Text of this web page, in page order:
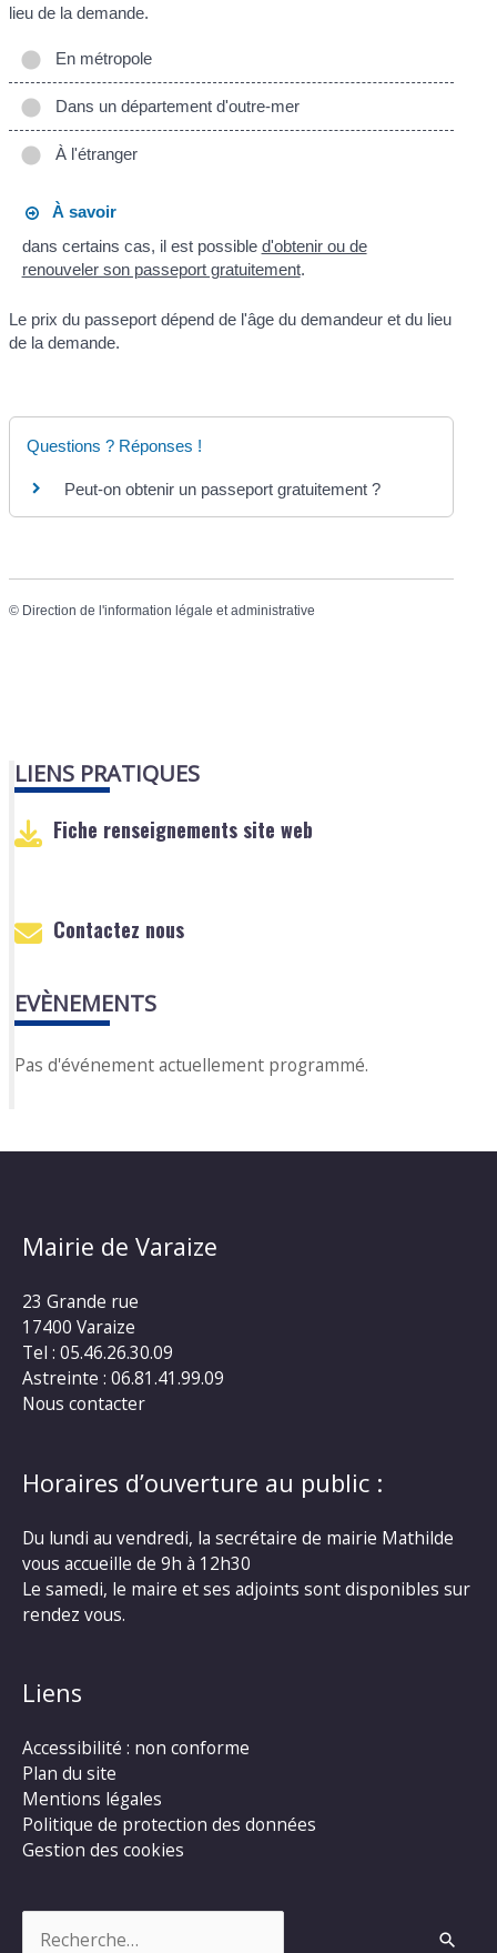
lieu de la demande.
En métropole
Dans un département d'outre-mer
À l'étranger
À savoir
dans certains cas, il est possible d'obtenir ou de
renouveler son passeport gratuitement.
Le prix du passeport dépend de l'âge du demandeur et du lieu
de la demande.
Questions ? Réponses !
Peut-on obtenir un passeport gratuitement ?
© Direction de l'information légale et administrative
LIENS PRATIQUES
Fiche renseignements site web
Contactez nous
EVÈNEMENTS
Pas d'événement actuellement programmé.
Mairie de Varaize
23 Grande rue
17400 Varaize
Tel : 05.46.26.30.09
Astreinte : 06.81.41.99.09
Nous contacter
Horaires d’ouverture au public :
Du lundi au vendredi, la secrétaire de mairie Mathilde
vous accueille de 9h à 12h30
Le samedi, le maire et ses adjoints sont disponibles sur
rendez vous.
Liens
Accessibilité : non conforme
Plan du site
Mentions légales
Politique de protection des données
Gestion des cookies